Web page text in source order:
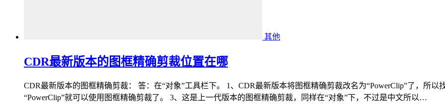
其他
CDR最新版本的图框精确剪裁位置在哪
CDR最新版本的图框精确剪裁： 答：在“对象”工具栏下。 1、CDR最新版本将图框精确剪裁改名为“PowerClip”了，所
“PowerClip”就可以使用图框精确剪裁了。 3、这是上一代版本的图框精确剪裁，同样在“对象”下，不过是中文所以…